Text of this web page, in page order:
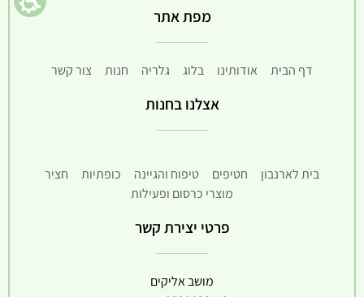
מפת אתר
דף הבית אודותינו בלוג גלריה חנות צור קשר
אצלנו בחנות
בית לארנבון חטיפים טיפוח והגיינה כופתיות
חציר
מוצרי כרסום ופעילות
פרטי יצירת קשר
מושב אליקים